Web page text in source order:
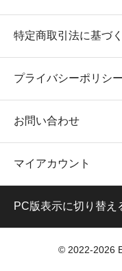
特定商取引法に基づ
プライバシーポリシー
お問い合わせ
マイアカウント
PC版表示に切り替え
© 2022-2026